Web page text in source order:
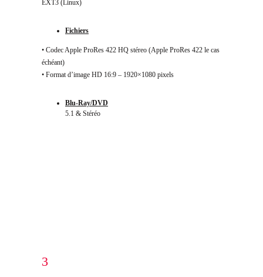
EXT3 (Linux)
Fichiers
• Codec Apple ProRes 422 HQ stéreo (Apple ProRes 422 le cas
échéant)
• Format d’image HD 16:9 – 1920×1080 pixels
Blu-Ray/DVD
5.1 & Stéréo
3